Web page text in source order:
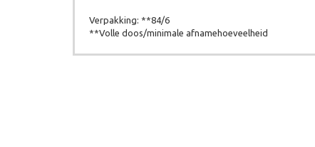
Verpakking: **84/6
**Volle doos/minimale afnamehoeveelheid